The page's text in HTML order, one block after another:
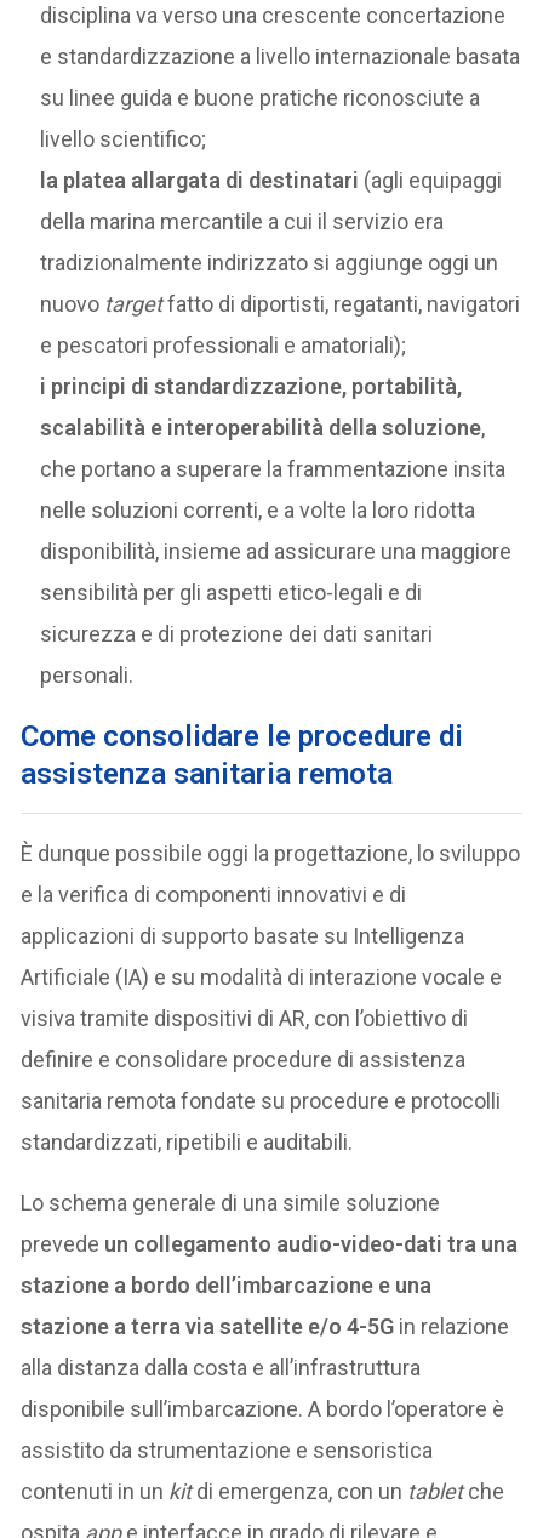
disciplina va verso una crescente concertazione
e standardizzazione a livello internazionale basata
su linee guida e buone pratiche riconosciute a
livello scientifico;
la platea allargata di destinatari (agli equipaggi
della marina mercantile a cui il servizio era
tradizionalmente indirizzato si aggiunge oggi un
nuovo targetfatto di diportisti, regatanti, navigatori
e pescatori professionali e amatoriali);
i principi di standardizzazione, portabilità,
scalabilità e interoperabilità della soluzione,
che portano a superare la frammentazione insita
nelle soluzioni correnti, e a volte la loro ridotta
disponibilità, insieme ad assicurare una maggiore
sensibilità per gli aspetti etico-legali e di
sicurezza e di protezione dei dati sanitari
personali.
Come consolidare le procedure di
assistenza sanitaria remota
È dunque possibile oggi la progettazione, lo sviluppo
e la verifica di componenti innovativi e di
applicazioni di supporto basate su Intelligenza
Artificiale (IA) e su modalità di interazione vocale e
visiva tramite dispositivi di AR, con l’obiettivo di
definire e consolidare procedure di assistenza
sanitaria remota fondate su procedure e protocolli
standardizzati, ripetibili e auditabili.
Lo schema generale di una simile soluzione
prevede un collegamento audio-video-dati tra una
stazione a bordo dell’imbarcazione e una
stazione a terra via satellite e/o 4-5G in relazione
alla distanza dalla costa e all’infrastruttura
disponibile sull’imbarcazione. A bordo l’operatore è
assistito da strumentazione e sensoristica
contenuti in un kitdi emergenza, con un tabletche
ospita appe interfacce in grado di rilevare e